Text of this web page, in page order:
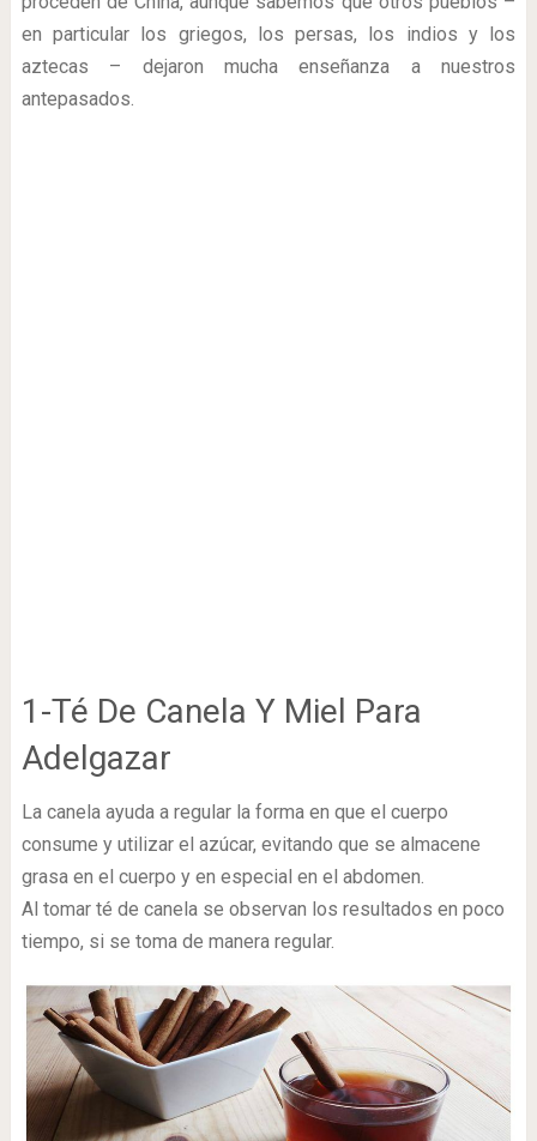
en particular los griegos, los persas, los indios y los
aztecas – dejaron mucha enseñanza a nuestros
antepasados.
1-Té De Canela Y Miel Para
Adelgazar
La canela ayuda a regular la forma en que el cuerpo
consume y utilizar el azúcar, evitando que se almacene
grasa en el cuerpo y en especial en el abdomen.
Al tomar té de canela se observan los resultados en poco
tiempo, si se toma de manera regular.